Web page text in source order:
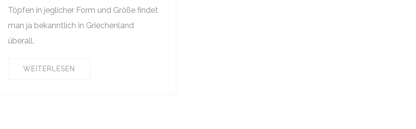
Töpfen in jeglicher Form und Größe findet
man ja bekanntlich in Griechenland
überall.
WEITERLESEN